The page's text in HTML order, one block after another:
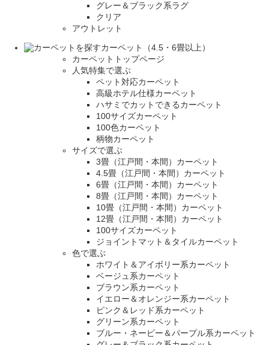
グレー＆ブラック系ラグ
クリア
アウトレット
カーペット（4.5・6畳以上）
カーペットトップページ
人気特集で選ぶ
ペット対応カーペット
高級ホテル仕様カーペット
ハサミでカットできるカーペット
100サイズカーペット
100色カーペット
柄物カーペット
サイズで選ぶ
3畳（江戸間・本間）カーペット
4.5畳（江戸間・本間）カーペット
6畳（江戸間・本間）カーペット
8畳（江戸間・本間）カーペット
10畳（江戸間・本間）カーペット
12畳（江戸間・本間）カーペット
100サイズカーペット
ジョイントマット＆タイルカーペット
色で選ぶ
ホワイト＆アイボリー系カーペット
ベージュ系カーペット
ブラウン系カーペット
イエロー＆オレンジー系カーペット
ピンク＆レッド系カーペット
グリーン系カーペット
ブルー・ネービー＆パープル系カーペット